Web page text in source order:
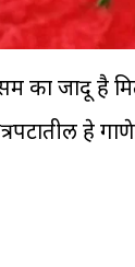
जादू है
हे